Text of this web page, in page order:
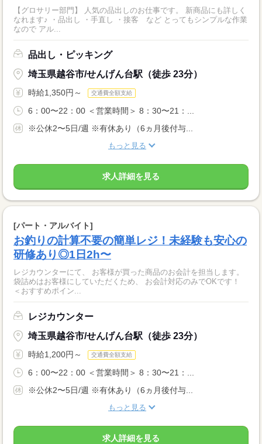
【グロサリー部門】 人気の品出しのお仕事です。 新商品にも詳しく
なれます♪ ・品出し ・手直し ・接客 など とってもシンプルな作業
なので アル...
品出し・ピッキング
埼玉県越谷市/せんげん台駅（徒歩 23分）
時給1,350円～ 交通費全額支給
6：00〜22：00 ＜営業時間＞ 8：30〜21：...
※公休2〜5日/週 ※有休あり（6ヵ月後付与...
もっと見る
求人詳細を見る
[パート・アルバイト]
お釣りの計算不要の簡単レジ！未経験も安心の
研修あり◎1日2h〜
レジカウンターにて、 お客様が買った商品のお会計を担当します。
袋詰めはお客様にしていただくため、 お会計対応のみでOKです！
＜おすすめポイン...
レジカウンター
埼玉県越谷市/せんげん台駅（徒歩 23分）
時給1,200円～ 交通費全額支給
6：00〜22：00 ＜営業時間＞ 8：30〜21：...
※公休2〜5日/週 ※有休あり（6ヵ月後付与...
もっと見る
求人詳細を見る